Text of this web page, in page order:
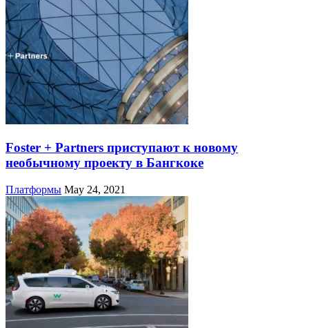
Foster + Partners приступают к новому
необычному проекту в Бангкоке
Платформы May 24, 2021